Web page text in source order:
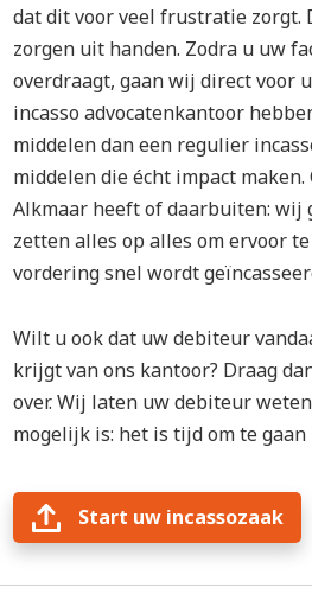
dat dit voor veel frustratie zorgt.
zorgen uit handen. Zodra u uw
overdraagt, gaan wij direct voor
incasso advocatenkantoor
middelen dan een regulier
middelen die écht impact
Alkmaar heeft of daarbuiten: wij
zetten alles op alles om ervoor
vordering snel wordt
Wilt u ook dat uw debiteur
krijgt van ons kantoor? Draag
over. Wij laten uw debiteur
mogelijk is: het is tijd om te gaan
Start uw incassozaak